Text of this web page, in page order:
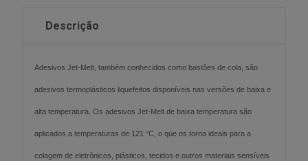
Descrição
Adesivos Jet-Melt, também conhecidos como bastões de cola, são
adesivos termoplásticos liquefeitos disponíveis nas versões de baixa e
alta temperatura. Os adesivos Jet-Melt de baixa temperatura são
aplicados a temperaturas de 121 °C, o que os torna ideais para a
colagem de eletrônicos, plásticos, tecidos e outros materiais sensíveis